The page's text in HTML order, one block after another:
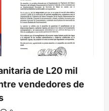
de L20 mil
vendedores de